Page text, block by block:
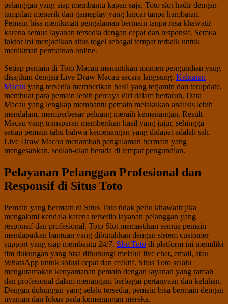
pelanggan yang siap membantu kapan saja. Toto slot hadir dengan
tampilan menarik dan gameplay yang lancar tanpa hambatan.
Pemain bisa menikmati pengalaman bermain tanpa rasa khawatir
karena semua layanan tersedia dengan cepat dan responsif. Semua
faktor ini menjadikan situs togel sebagai tempat terbaik untuk
menikmati permainan online.
Setiap pemain di Toto Macau menantikan momen pengundian yang
disajikan dengan Live Draw Macau secara langsung. Keluaran
Macau yang tersedia memberikan hasil yang terjamin dan terupdate,
membuat para pemain lebih percaya diri dalam bertaruh. Data
Macau yang lengkap membantu pemain melakukan analisis lebih
mendalam, memperbesar peluang meraih kemenangan. Result
Macau yang transparan memberikan hasil yang jujur, sehingga
setiap pemain tahu bahwa kemenangan yang didapat adalah sah.
Live Draw Macau menambah pengalaman bermain yang
mengesankan, seolah-olah berada di tempat pengundian.
Pelayanan Pelanggan Profesional dan
Responsif di Situs Toto
Pemain yang bermain di Situs Toto tidak perlu khawatir jika
mengalami kendala karena tersedia layanan pelanggan yang
responsif dan profesional. Toto Slot memastikan semua pemain
mendapatkan bantuan yang dibutuhkan dengan sistem customer
support yang siap membantu 24/7. Slot Toto di platform ini memiliki
tim dukungan yang bisa dihubungi melalui live chat, email, atau
WhatsApp untuk solusi cepat dan efektif. Situs Toto selalu
mengutamakan kenyamanan pemain dengan layanan yang ramah
dan profesional dalam menangani berbagai pertanyaan dan keluhan.
Dengan dukungan yang selalu tersedia, pemain bisa bermain dengan
nyaman dan fokus pada kemenangan mereka.